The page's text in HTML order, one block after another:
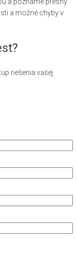
a pozname presný
a možné chyby v
riešenia vašej